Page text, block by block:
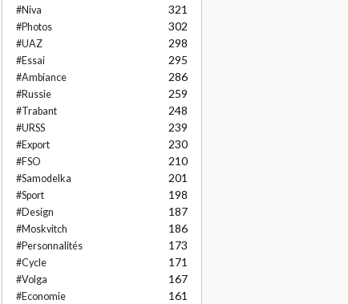
#Niva 321
#Photos 302
#UAZ 298
#Essai 295
#Ambiance 286
#Russie 259
#Trabant 248
#URSS 239
#Export 230
#FSO 210
#Samodelka 201
#Sport 198
#Design 187
#Moskvitch 186
#Personnalités 173
#Cycle 171
#Volga 167
#Economie 161